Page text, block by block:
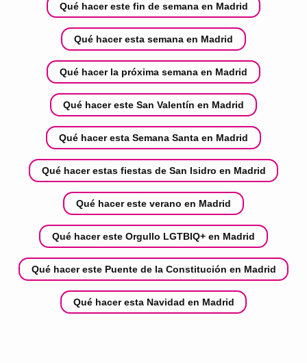
Qué hacer este fin de semana en Madrid
Qué hacer esta semana en Madrid
Qué hacer la próxima semana en Madrid
Qué hacer este San Valentín en Madrid
Qué hacer esta Semana Santa en Madrid
Qué hacer estas fiestas de San Isidro en Madrid
Qué hacer este verano en Madrid
Qué hacer este Orgullo LGTBIQ+ en Madrid
Qué hacer este Puente de la Constitución en Madrid
Qué hacer esta Navidad en Madrid